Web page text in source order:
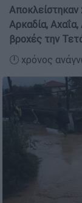
Αποκλείστηκαν
Αρκαδία,
βροχές την
🕛 χρόνος